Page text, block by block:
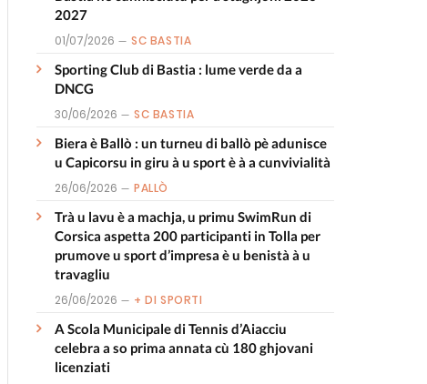
2027
01/07/2026 SC BASTIA
Sporting Club di Bastia : lume verde da a
DNCG
30/06/2026 SC BASTIA
Biera è Ballò : un turneu di ballò pè adunisce
u Capicorsu in giru à u sport è à a cunvivialità
26/06/2026 PALLÒ
Trà u lavu è a machja, u primu SwimRun di
Corsica aspetta 200 participanti in Tolla per
prumove u sport d’impresa è u benistà à u
travagliu
26/06/2026 + DI SPORTI
A Scola Municipale di Tennis d’Aiacciu
celebra a so prima annata cù 180 ghjovani
licenziati